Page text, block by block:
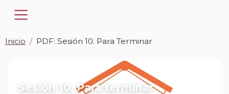
Inicio PDF: Sesión 10. Para Terminar
Sesión 10. Para terminar